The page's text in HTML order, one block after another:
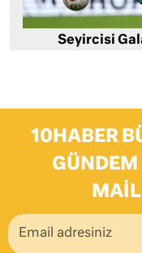
Seyircisi
10HABER
GÜNDEM